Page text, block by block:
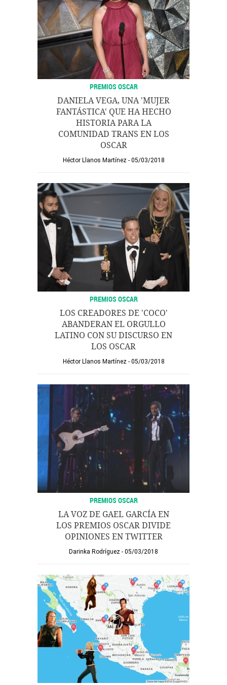
PREMIOS OSCAR
DANIELA VEGA, UNA 'MUJER
FANTÁSTICA' QUE HA HECHO
HISTORIA PARA LA
COMUNIDAD TRANS EN LOS
OSCAR
Héctor Llanos Martínez 05/03/2018
PREMIOS OSCAR
LOS CREADORES DE 'COCO'
ABANDERAN EL ORGULLO
LATINO CON SU DISCURSO EN
LOS OSCAR
Héctor Llanos Martínez 05/03/2018
PREMIOS OSCAR
LA VOZ DE GAEL GARCÍA EN
LOS PREMIOS OSCAR DIVIDE
OPINIONES EN TWITTER
Darinka Rodríguez 05/03/2018